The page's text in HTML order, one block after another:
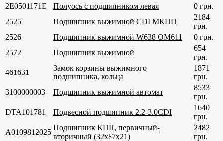
2E0501171E
Полуось с подшипником левая
0 грн.
2525
Подшипник выжимной CDI МКПП
2184
грн.
2526
Подшипник выжимной W638 OM611
0 грн.
2572
Подшипник выжимной
654
грн.
461631
Замок корзины выжимного
подшипника, кольца
1871
грн.
3100000003
Подшипник выжимной автомат
8533
грн.
DTA101781
Подвесной подшипник 2.2-3.0CDI
1640
грн.
A0109812025
Подшипник КПП, первичный-
вторичный (32x87x21)
2482
грн.